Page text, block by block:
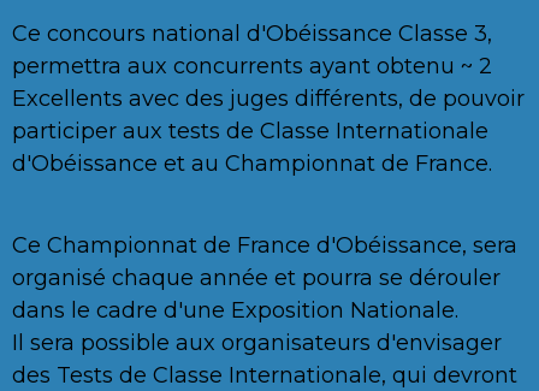
Ce concours national d'Obéissance Classe 3,
permettra aux concurrents ayant obtenu ~ 2
Excellents avec des juges différents, de pouvoir
participer aux tests de Classe Internationale
d'Obéissance et au Championnat de France.
Ce Championnat de France d'Obéissance, sera
organisé chaque année et pourra se dérouler
dans le cadre d'une Exposition Nationale.
Il sera possible aux organisateurs d'envisager
des Tests de Classe Internationale, qui devront